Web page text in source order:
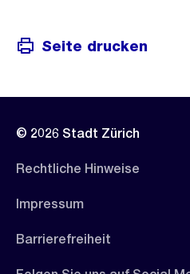
Seite drucken
© 2026 Stadt Zürich
Rechtliche Hinweise
Impressum
Barrierefreiheit